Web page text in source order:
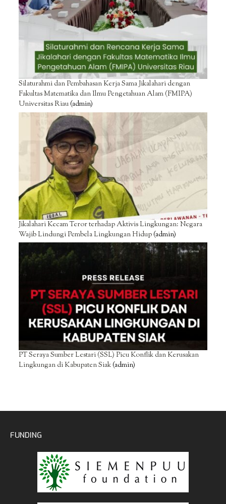
Silaturahmi dan Pembahasan Kerja Sama Jikalahari dengan
Fakultas Matematika dan Ilmu Pengetahuan Alam (FMIPA)
Universitas Riau(admin)
Jikalahari Kecam Teror terhadap Aktivis Lingkungan: Negara
Wajib Lindungi Pembela Lingkungan Hidup(admin)
PT Seraya Sumber Lestari (SSL) Picu Konflik dan Kerusakan
Lingkungan di Kabupaten Siak(admin)
FUNDING